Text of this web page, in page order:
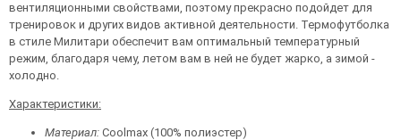
вентиляционными свойствами, поэтому прекрасно подойдет для
тренировок и других видов активной деятельности. Термофутболка
в стиле Милитари обеспечит вам оптимальный температурный
режим, благодаря чему, летом вам в ней не будет жарко, а зимой -
холодно.
Характеристики:
Материал: Coolmax (100% полиэстер)